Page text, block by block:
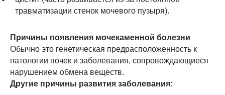
травматизации стенок мочевого пузыря).
Причины появления мочекаменной болезни
Обычно это генетическая предрасположенность к
патологии почек и заболевания, сопровождающиеся
нарушением обмена веществ.
Другие причины развития заболевания: